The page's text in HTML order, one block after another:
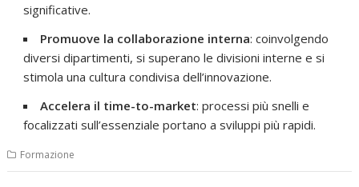
significative.
Promuove la collaborazione interna: coinvolgendo
diversi dipartimenti, si superano le divisioni interne e si
stimola una cultura condivisa dell’innovazione.
Accelera il time-to-market: processi più snelli e
focalizzati sull’essenziale portano a sviluppi più rapidi.
Formazione